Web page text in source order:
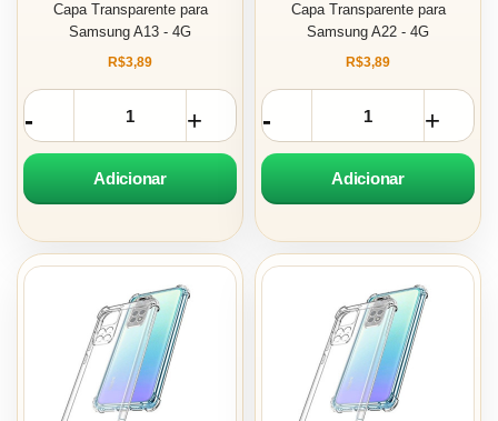
Capa Transparente para
Samsung A13 - 4G
R$3,89
Adicionar
Capa Transparente para
Samsung A22 - 4G
R$3,89
Adicionar